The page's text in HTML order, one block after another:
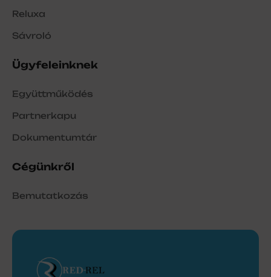
Reluxa
Sávroló
Ügyfeleinknek
Együttműködés
Partnerkapu
Dokumentumtár
Cégünkről
Bemutatkozás